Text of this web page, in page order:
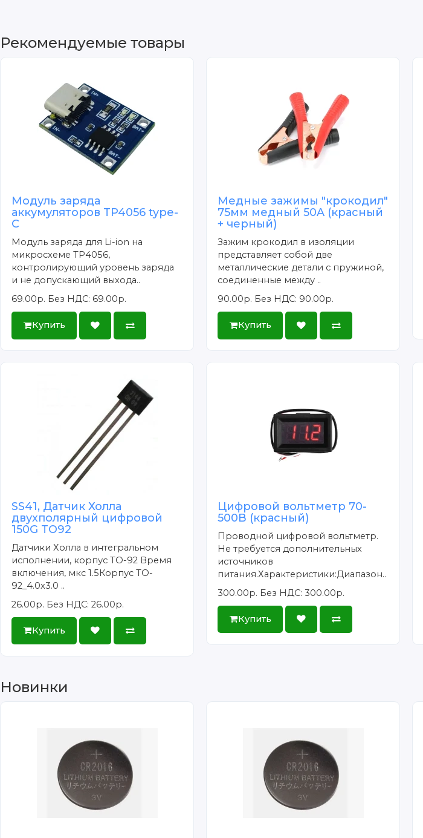
Рекомендуемые товары
Модуль заряда
аккумуляторов TP4056 type-
C
Модуль заряда для Li-ion на
микросхеме TP4056,
контролирующий уровень заряда
и не допускающий выхода..
69.00р. Без НДС: 69.00р.
Купить
Медные зажимы "крокодил"
75мм медный 50A (красный
+ черный)
Зажим крокодил в изоляции
представляет собой две
металлические детали с пружиной,
соединенные между ..
90.00р. Без НДС: 90.00р.
Купить
SS41, Датчик Холла
двухполярный цифровой
150G TO92
Датчики Холла в интегральном
исполнении, корпус TO-92 Время
включения, мкс 1.5Корпус TO-
92_4.0x3.0 ..
26.00р. Без НДС: 26.00р.
Купить
Цифровой вольтметр 70-
500В (красный)
Проводной цифровой вольтметр.
Не требуется дополнительных
источников
питания.Характеристики:Диапазон..
300.00р. Без НДС: 300.00р.
Купить
Новинки